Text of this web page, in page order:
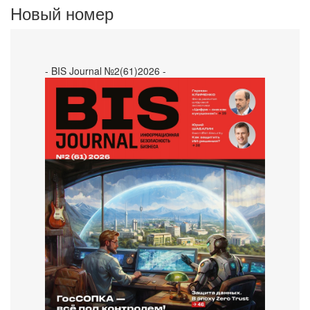
Новый номер
- BIS Journal №2(61)2026 -